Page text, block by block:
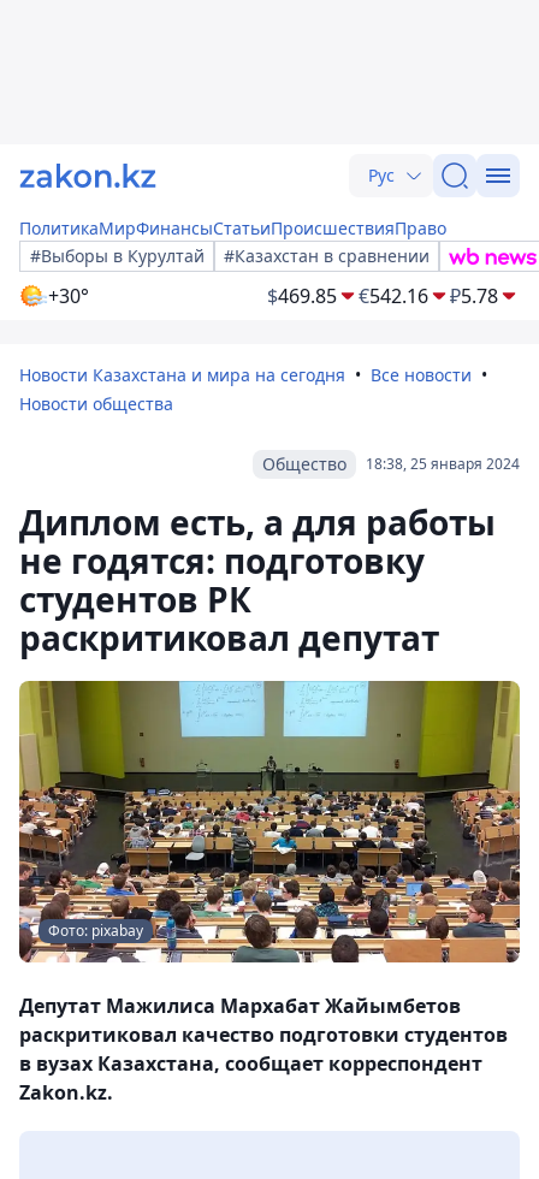
Рус
ПолитикаМирФинансыСтатьиПроисшествияПраво
#Выборы в Курултай
#Казахстан в сравнении
+30° $469.85 €542.16 ₽5.78
Новости Казахстана и мира на сегодня
Все новости
Новости общества
18:38, 25 января 2024
Общество
Диплом есть, а для работы
не годятся: подготовку
студентов РК
раскритиковал депутат
Фото: pixabay
Депутат Мажилиса Мархабат Жайымбетов
раскритиковал качество подготовки студентов
в вузах Казахстана, сообщает корреспондент
Zakon.kz.